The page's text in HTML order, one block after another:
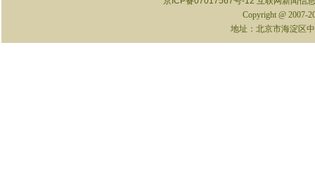
Copyright @ 2007-
地址：北京市海淀区